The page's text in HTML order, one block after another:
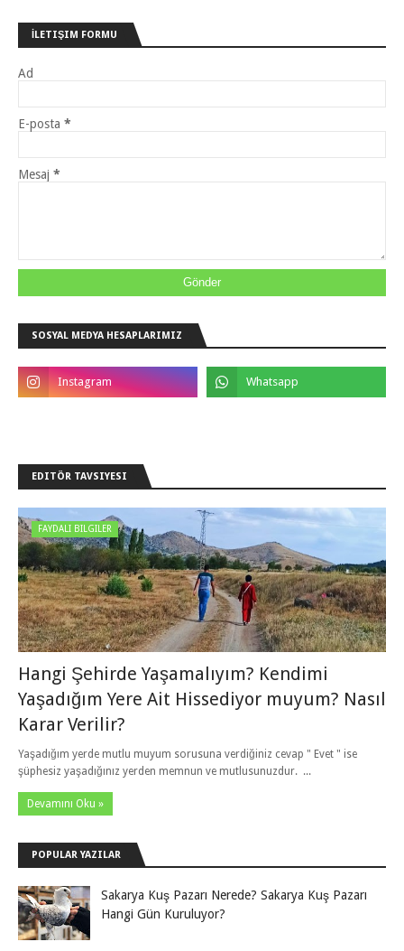
İLETIŞIM FORMU
Ad
E-posta *
Mesaj *
SOSYAL MEDYA HESAPLARIMIZ
EDITÖR TAVSIYESI
FAYDALI BILGILER
Hangi Şehirde Yaşamalıyım? Kendimi
Yaşadığım Yere Ait Hissediyor muyum? Nasıl
Karar Verilir?
Yaşadığım yerde mutlu muyum sorusuna verdiğiniz cevap " Evet " ise
şüphesiz yaşadığınız yerden memnun ve mutlusunuzdur. ...
Devamını Oku »
POPULAR YAZILAR
Sakarya Kuş Pazarı Nerede? Sakarya Kuş Pazarı
Hangi Gün Kuruluyor?